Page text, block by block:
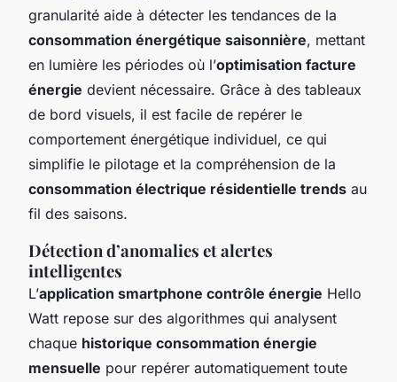
granularité aide à détecter les tendances de la
consommation énergétique saisonnière, mettant
en lumière les périodes où l’optimisation facture
énergie devient nécessaire. Grâce à des tableaux
de bord visuels, il est facile de repérer le
comportement énergétique individuel, ce qui
simplifie le pilotage et la compréhension de la
consommation électrique résidentielle trends au
fil des saisons.
Détection d’anomalies et alertes
intelligentes
L’application smartphone contrôle énergie Hello
Watt repose sur des algorithmes qui analysent
chaque historique consommation énergie
mensuelle pour repérer automatiquement toute